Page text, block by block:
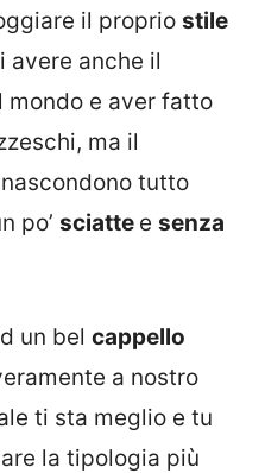
il proprio stile
avere anche il
mondo e aver fatto
ma il
tutto
po’ sciatte e senza
un bel cappello
a nostro
ti sta meglio e tu
la tipologia più